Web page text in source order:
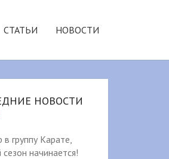
СТАТЬИ НОВОСТИ
НОВОСТИ
группу Карате,
начинается!